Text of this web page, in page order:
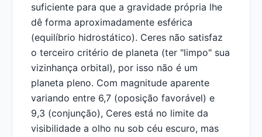
suficiente para que a gravidade própria lhe
dê forma aproximadamente esférica
(equilíbrio hidrostático). Ceres não satisfaz
o terceiro critério de planeta (ter "limpo" sua
vizinhança orbital), por isso não é um
planeta pleno. Com magnitude aparente
variando entre 6,7 (oposição favorável) e
9,3 (conjunção), Ceres está no limite da
visibilidade a olho nu sob céu escuro, mas